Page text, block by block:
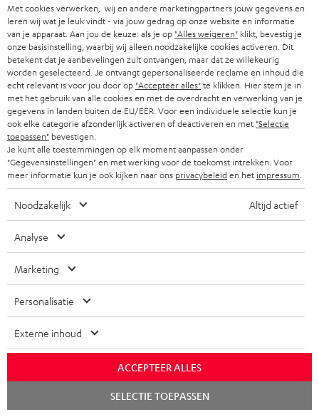
A
a
n
m
e
l
d
e
n
v
o
o
r
n
i
e
u
Kies je korting!
Meld je aan voor de nieuwsbrief en ontvang een
welkomstkado tot € 45
EMAIL
WIDGET
Categorieën
HOME CINEMA SPEAKERS
COMPLETE SYSTEMEN
SOUNDBARS
SMART HOME
CARRIÈRE
Teufel online shops
Met cookies verwerken, wij en andere marketingpartners jouw gegevens en
leren wij wat je leuk vindt - via jouw gedrag op onze website en informatie
van je apparaat. Aan jou de keuze: als je op "Alles weigeren" klikt, bevestig je
onze basisinstelling, waarbij wij alleen noodzakelijke cookies activeren. Dit
betekent dat je aanbevelingen zult ontvangen, maar dat ze willekeurig
worden geselecteerd. Je ontvangt gepersonaliseerde reclame en inhoud die
echt relevant is voor jou door op "Accepteer alles"te klikken. Hier stem je in
met het gebruik van alle cookies en met de overdracht en verwerking van je
gegevens in landen buiten de EU/EER. Voor een individuele selectie kun je
ook elke categorie afzonderlijk activeren of deactiveren en met "Selectie
toepassen" bevestigen.
Je kunt alle toestemmingen op elk moment aanpassen onder
"Gegevensinstellingen" en met werking voor de toekomst intrekken. Voor
meer informatie kun je ook kijken naar ons privacybeleiden het impressum
Noodzakelijk Altijd actief
Analyse
Marketing
Personalisatie
Externe inhoud
ACCEPTEER ALLES
SELECTIE TOEPASSEN